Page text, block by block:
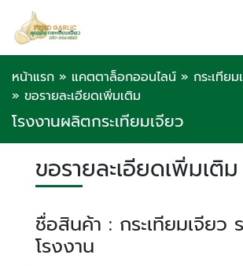
หน้าแรก » แคตตาล็อกออนไลน์ » กระเทีย
» ขอรายละเอียดเพิ่มเติม
โรงงานผลิตกระเทียมเจียว
ขอรายละเอียดเพิ่มเติม
ชื่อสินค้า : กระเทียมเจียว
โรงงาน